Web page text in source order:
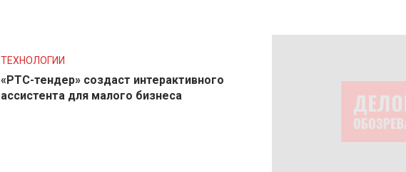
ТЕХНОЛОГИИ
«РТС-тендер» создаст интерактивного
ассистента для малого бизнеса